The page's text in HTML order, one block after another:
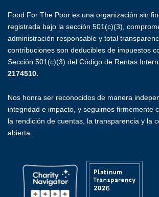
Food For The Poor es una organización sin
registrada bajo la sección 501(c)(3),
administración responsable y total
contribuciones son deducibles de impuestos
Sección 501(c)(3) del Código de Rentas
2174510.
Nos honra ser reconocidos de manera
integridad e impacto, y seguimos firmemente
la rendición de cuentas, la transparencia y la
abierta.